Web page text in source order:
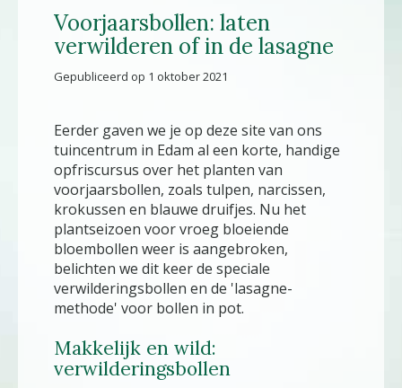
Voorjaarsbollen: laten
verwilderen of in de lasagne
Gepubliceerd op 1 oktober 2021
Eerder gaven we je op deze site van ons
tuincentrum in Edam al een korte, handige
opfriscursus over het planten van
voorjaarsbollen, zoals tulpen, narcissen,
krokussen en blauwe druifjes. Nu het
plantseizoen voor vroeg bloeiende
bloembollen weer is aangebroken,
belichten we dit keer de speciale
verwilderingsbollen en de 'lasagne-
methode' voor bollen in pot.
Makkelijk en wild:
verwilderingsbollen